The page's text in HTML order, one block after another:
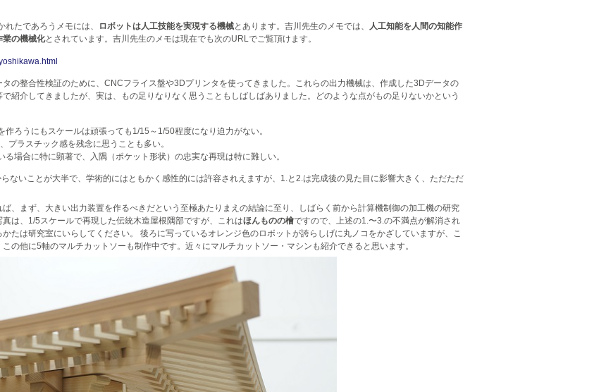
たであろうメモには、 ロボットは人工技能を実現する機械とあります。吉川先生のメモでは、 人工知能を人間の知能作
業の機械化とされています。吉川先生のメモは現在でも次のURLでご覧頂けます。
の整合性検証のために、CNCフライス盤や3Dプリンタを使ってきました。これらの出力機械は、作成した3Dデータの
紹介してきましたが、実は、もの足りなりなく思うこともしばしばありました。どのような点がもの足りないかという
ろうにもスケールは頑張っても1/15～1/50程度になり迫力がない。
プラスチック感を残念に思うことも多い。
場合に特に顕著で、入隅（ポケット形状）の忠実な再現は特に難しい。
ないことが大半で、学術的にはともかく感性的には許容されえますが、1.と2.は完成後の見た目に影響大きく、ただただ
、まず、大きい出力装置を作るべきだという至極あたりまえの結論に至り、しばらく前から計算機制御の加工機の研究
は、1/5スケールで再現した伝統木造屋根隅部ですが、これはほんものの檜ですので、上述の1.〜3.の不満点が解消され
たは研究室にいらしてください。 後ろに写っているオレンジ色のロボットが誇らしげに丸ノコをかざしていますが、こ
の他に5軸のマルチカットソーも制作中です。近々にマルチカットソー・マシンも紹介できると思います。